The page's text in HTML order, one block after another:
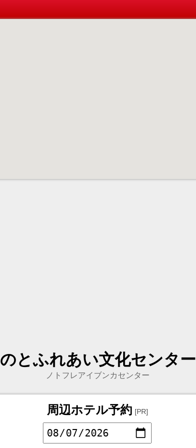
のとふれあい文化センター
ノトフレアイブンカセンター
周辺ホテル予約 [PR]